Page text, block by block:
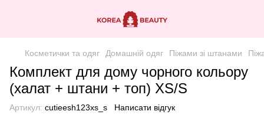
Косметички та одяг Домашній одяг Піжами зі штанами
Комплект для дому чорного кольору
(халат + штани + топ) XS/S
Артикул: cutieesh123xs_s Написати відгук